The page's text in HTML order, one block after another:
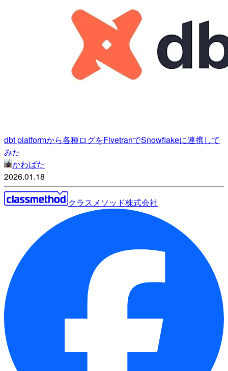
dbt platformから各種ログをFivetranでSnowflakeに連携して
みた
かわばた
2026.01.18
クラスメソッド株式会社